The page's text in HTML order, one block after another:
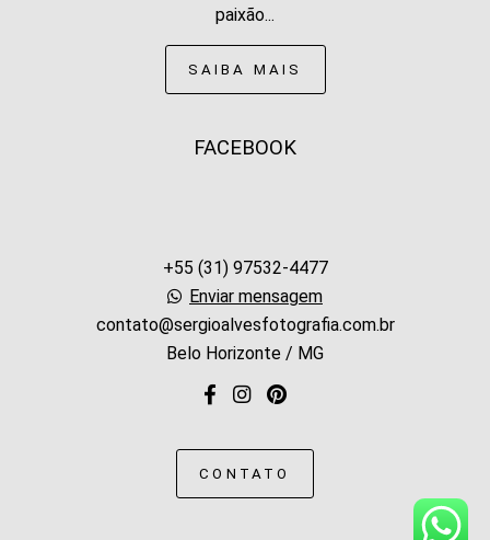
paixão...
SAIBA MAIS
FACEBOOK
+55 (31) 97532-4477
Enviar mensagem
contato@sergioalvesfotografia.com.br
Belo Horizonte / MG
CONTATO